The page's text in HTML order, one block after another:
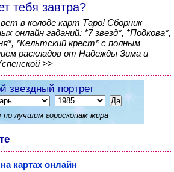
тебя завтра?
в колоде карт Таро! Сборник
онлайн гаданий: *7 звезд*, *Подкова*,
*Кельтский крест* с полным
раскладов от Надежды Зима и
>>
звездный портрет
лучшим гороскопам мира
картах онлайн